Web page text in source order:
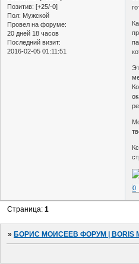
Позитив: [+25/-0]
Пол: Мужской
Провел на форуме:
20 дней 18 часов
Последний визит:
2016-02-05 01:11:51
0
Страница:1
» БОРИС МОИСЕЕВ ФОРУМ | BORIS